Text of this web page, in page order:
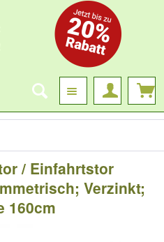
/ Einfahrtstor
Verzinkt;
160cm